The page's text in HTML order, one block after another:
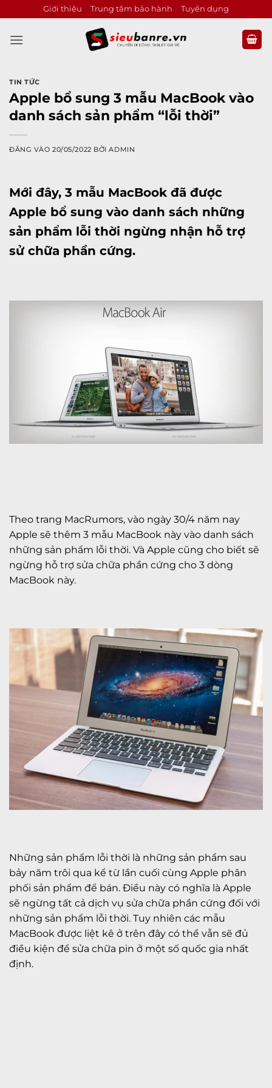
qua
nội
Giới thiệu Trung tâm bảo hành Tuyển dụng
TIN TỨC
Apple bổ sung 3 mẫu MacBook vào
danh sách sản phẩm “lỗi thời”
ĐĂNG VÀO20/05/2022 BỞIADMIN
Mới đây, 3 mẫu MacBook đã được
Apple bổ sung vào danh sách những
sản phẩm lỗi thời ngừng nhận hỗ trợ
sử chữa phần cứng.
Theo trang MacRumors, vào ngày 30/4 năm nay
Apple sẽ thêm 3 mẫu MacBook này vào danh sách
những sản phẩm lỗi thời. Và Apple cũng cho biết sẽ
ngừng hỗ trợ sửa chữa phần cứng cho 3 dòng
MacBook này.
Những sản phẩm lỗi thời là những sản phẩm sau
bảy năm trôi qua kể từ lần cuối cùng Apple phân
phối sản phẩm để bán. Điều này có nghĩa là Apple
sẽ ngừng tất cả dịch vụ sửa chữa phần cứng đối với
những sản phẩm lỗi thời. Tuy nhiên các mẫu
MacBook được liệt kê ở trên đây có thể vẫn sẽ đủ
điều kiện để sửa chữa pin ở một số quốc gia nhất
định.